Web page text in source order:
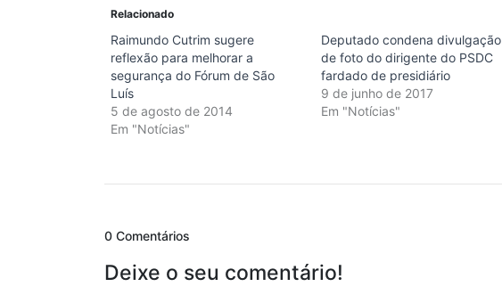
Relacionado
Raimundo Cutrim sugere
reflexão para melhorar a
segurança do Fórum de São
Luís
5 de agosto de 2014
Em "Notícias"
Deputado condena divulgação
de foto do dirigente do PSDC
fardado de presidiário
9 de junho de 2017
Em "Notícias"
0 Comentários
Deixe o seu comentário!